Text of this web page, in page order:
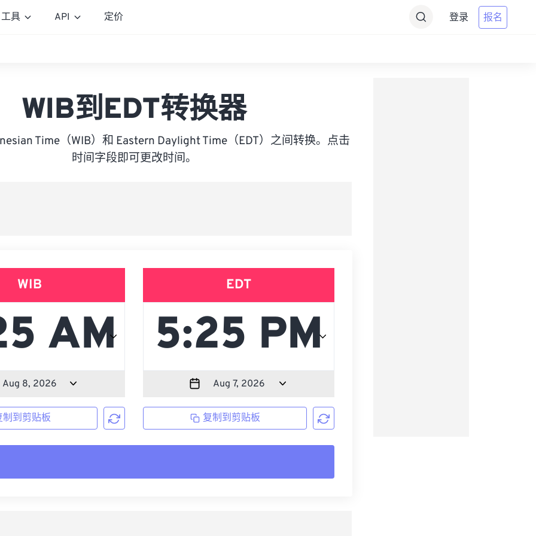
工具 API 定价 登录 报名
WIB到EDT转换器
Time（WIB）和 Eastern Daylight Time（EDT）之间转换。点击
时间字段即可更改时间。
WIB
制到剪贴板
EDT
复制到剪贴板